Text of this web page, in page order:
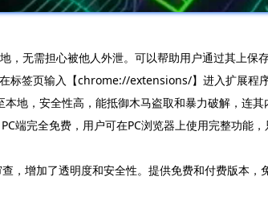
，无需担心被他人外泄。可以帮助用户通过其上
标签页输入【chrome://extensions/】进入扩展程
地，安全性高，能抵御木马盗取和暴力破解，连
端完全免费，用户可在PC浏览器上使用完整功能
增加了透明度和安全性。提供免费和付费版本